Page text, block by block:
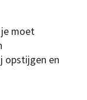
moet
opstijgen en